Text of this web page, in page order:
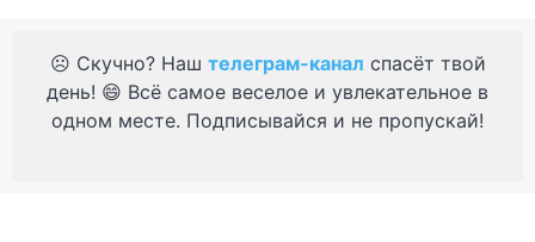
☹️ Скучно? Наш телеграм-канал спасёт твой
день! 😄 Всё самое веселое и увлекательное в
одном месте. Подписывайся и не пропускай!